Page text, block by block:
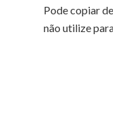
Pode copiar
não utilize